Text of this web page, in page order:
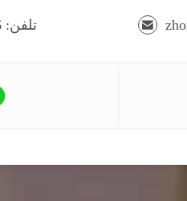
تلفن: 86-415-8264499